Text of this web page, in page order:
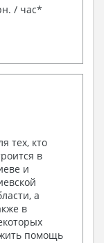
/ час*
тех, кто
в
и
а
в
помощь